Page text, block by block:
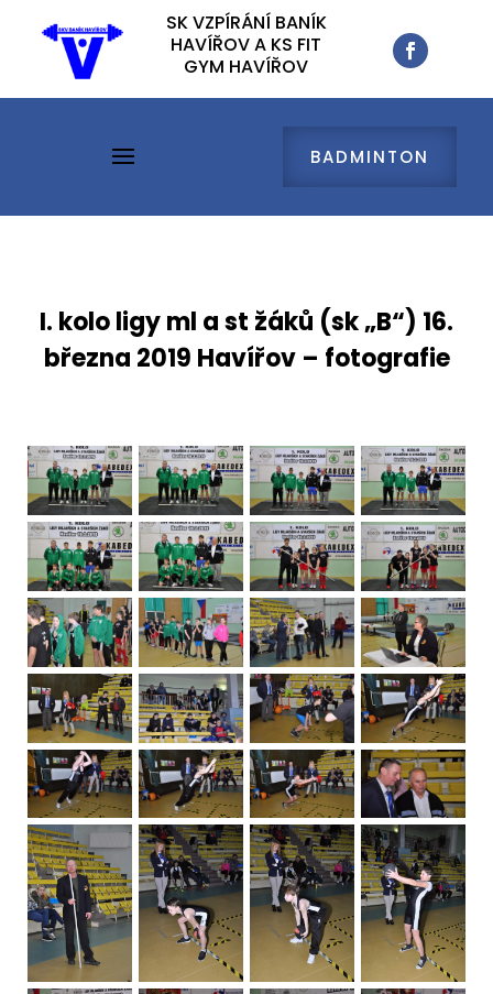
SK VZPÍRÁNÍ BANÍK
HAVÍŘOV A KS FIT
GYM HAVÍŘOV
BADMINTON
SK VZPÍRÁNÍ BANÍK
HAVÍŘOV A KS FIT
GYM HAVÍŘOV
BADMINTON
I. kolo ligy ml a st žáků (sk „B“) 16.
března 2019 Havířov – fotografie